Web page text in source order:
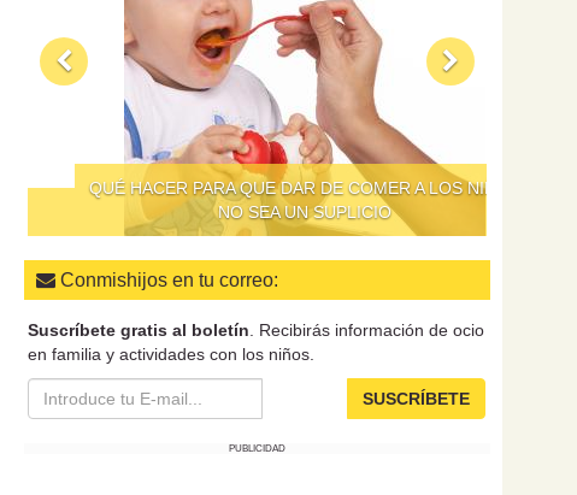
QUÉ HACER PARA QUE DAR DE COMER A LOS NIÑOS
NO SEA UN SUPLICIO
Conmishijos en tu correo:
Suscríbete gratis al boletín . Recibirás información de ocio
en familia y actividades con los niños.
SUSCRÍBETE
PUBLICIDAD